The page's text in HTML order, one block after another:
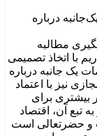
درباره
مطالبه
با اتخاذ تصمیمی
یک جانبه درباره
نیز با اعتماد
برای
تبع آن، اقتصاد
و حضرتعالی است